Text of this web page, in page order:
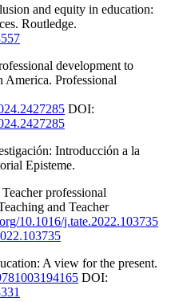
and equity in education:
Routledge.
development to
Professional
DOI:
Introducción a la
Episteme.
professional
and Teacher
10.1016/j.tate.2022.103735
A view for the present.
DOI: